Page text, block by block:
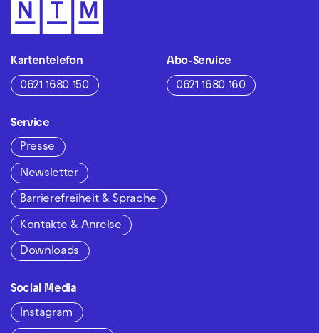
Kartentelefon
0621 1680 150
Abo-Service
0621 1680 160
Service
Presse
Newsletter
Barrierefreiheit & Sprache
Kontakte & Anreise
Downloads
Social Media
Instagram